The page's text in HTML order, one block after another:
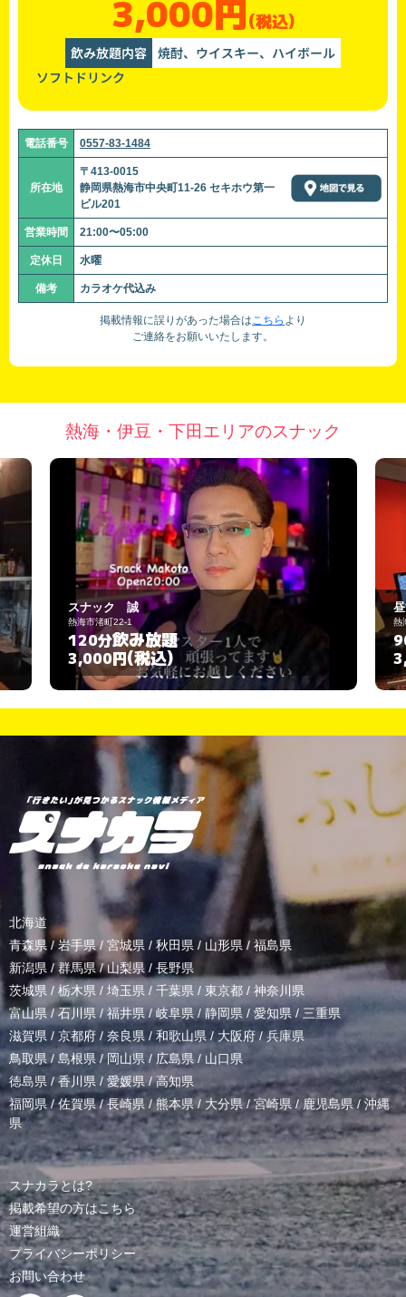
3,000円(税込)
飲み放題内容 焼酎、ウイスキー、ハイボール
ソフトドリンク
電話番号 0557-83-1484
所在地
〒413-0015
静岡県熱海市中央町11-26 セキホウ第一
ビル201
営業時間 21:00〜05:00
定休日 水曜
備考 カラオケ代込み
掲載情報に誤りがあった場合はこちら より
ご連絡をお願いいたします。
熱海・伊豆・下田エリアのスナック
昼呑みごはんときどきスナック マァちゃ
熱海市中央町１５－４
90分飲み放題
3,000円(税込)
北海道
青森県 / 岩手県/ 宮城県 / 秋田県 / 山形県/ 福島県
新潟県 /群馬県/山梨県 / 長野県
茨城県 / 栃木県 / 埼玉県 / 千葉県 / 東京都 / 神奈川県
富山県 /石川県/福井県/岐阜県 / 静岡県 / 愛知県 / 三重県
滋賀県 / 京都府 / 奈良県 / 和歌山県/ 大阪府 /兵庫県
鳥取県/ 島根県 /岡山県/ 広島県 / 山口県
徳島県 /香川県 / 愛媛県/高知県
福岡県/佐賀県/長崎県 /熊本県/ 大分県/宮崎県 /鹿児島県 / 沖縄
県
スナカラとは?
掲載希望の方はこちら
運営組織
プライバシーポリシー
お問い合わせ